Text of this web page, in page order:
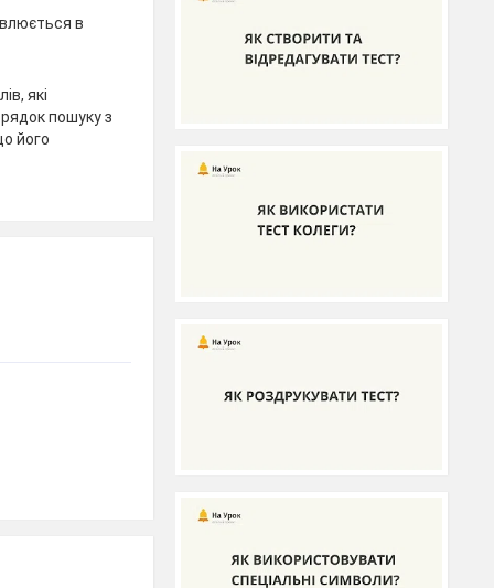
в
які
пошуку з
його